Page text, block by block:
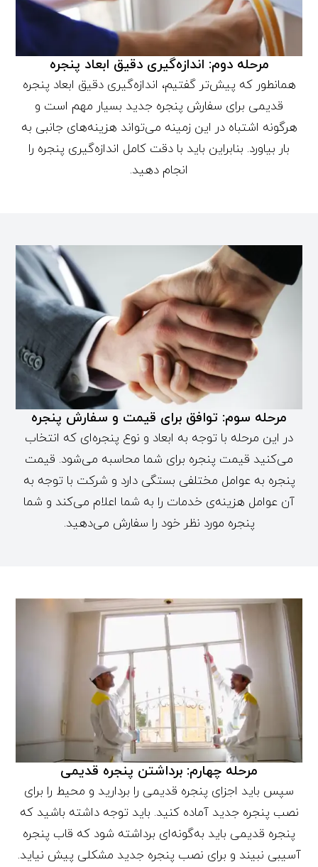
مرحله دوم: اندازه‌گیری دقیق ابعاد پنجره
همانطور که پیش‌تر گفتیم، اندازه‌گیری دقیق ابعاد پنجره
قدیمی برای سفارش پنجره جدید بسیار مهم است و
هرگونه اشتباه در این زمینه می‌تواند هزینه‌های جانبی به
بار بیاورد. بنابراین باید با دقت کامل اندازه‌گیری پنجره را
انجام دهید.
مرحله سوم: توافق برای قیمت و سفارش پنجره
در این مرحله با توجه به ابعاد و نوع پنجره‌ای که انتخاب
می‌کنید قیمت پنجره برای شما محاسبه می‌شود. قیمت
پنجره به عوامل مختلفی بستگی دارد و شرکت با توجه به
آن عوامل هزینه‌ی خدمات را به شما اعلام می‌کند و شما
پنجره مورد نظر خود را سفارش می‌دهید.
مرحله چهارم: برداشتن پنجره قدیمی
سپس باید اجزای پنجره قدیمی را بردارید و محیط را برای
نصب پنجره جدید آماده کنید. باید توجه داشته باشید که
پنجره قدیمی باید به‌گونه‌ای برداشته شود که قاب پنجره
آسیبی نبیند و برای نصب پنجره جدید مشکلی پیش نیاید.